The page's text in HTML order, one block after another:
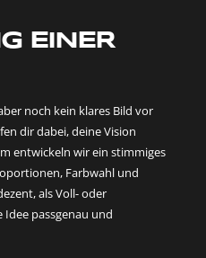
EINER
noch kein klares Bild vor
dir dabei, deine Vision
entwickeln wir ein stimmiges
Farbwahl und
als Voll- oder
Idee passgenau und